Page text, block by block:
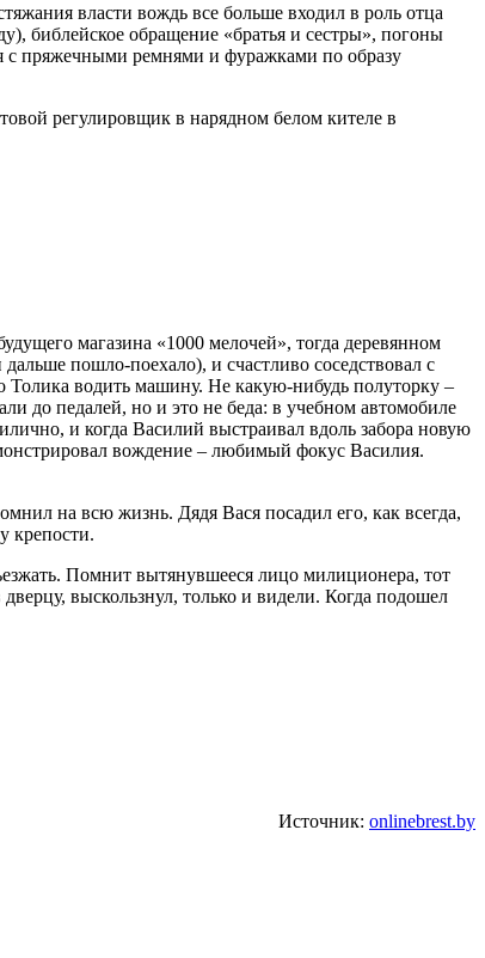
власти вождь все больше входил в роль отца
библейское обращение «братья и сестры», погоны
с пряжечными ремнями и фуражками по образу
регулировщик в нарядном белом кителе в
магазина «1000 мелочей», тогда деревянном
пошло-поехало), и счастливо соседствовал с
Толика водить машину. Не какую-нибудь полуторку –
до педалей, но и это не беда: в учебном автомобиле
и когда Василий выстраивал вдоль забора новую
вождение – любимый фокус Василия.
на всю жизнь. Дядя Вася посадил его, как всегда,
крепости.
Помнит вытянувшееся лицо милиционера, тот
выскользнул, только и видели. Когда подошел
Источник: onlinebrest.by